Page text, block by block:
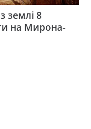
землі 8
на Мирона-